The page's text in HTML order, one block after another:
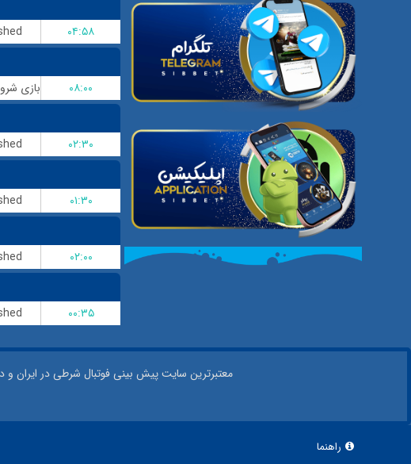
۰۴:۵۸
۰۸:۰۰
۰۲:۳۰
۰۱:۳۰
۰۲:۰۰
۰۰:۳۵
معتبر‌ترین سایت پیش بینی‌ فوتبال شرطی در ایران و
راهنما